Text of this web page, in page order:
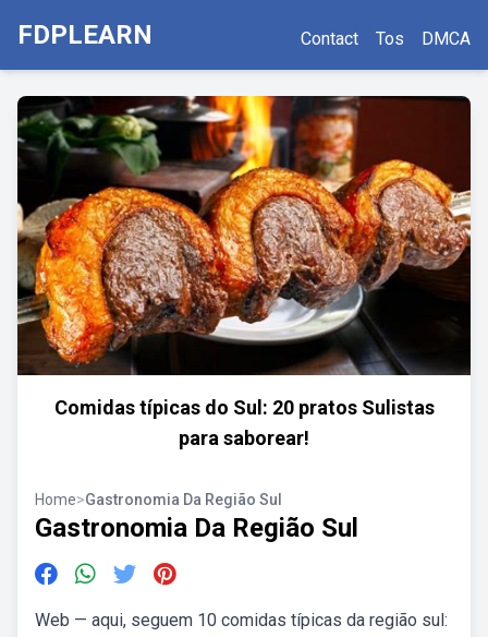
FDPLEARN Contact Tos DMCA
Comidas típicas do Sul: 20 pratos Sulistas
para saborear!
Home>Gastronomia Da Região Sul
Gastronomia Da Região Sul
Web — aqui, seguem 10 comidas típicas da região sul: